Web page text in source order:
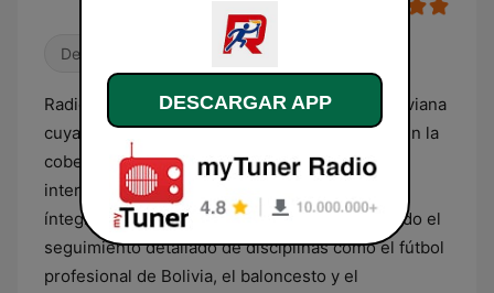
Deportes
Radio Deporte es una emisora radiofónica boliviana
cuya programación se centra exclusivamente en la
cobertura de la actividad deportiva nacional e
internacional. El formato de la estación es
íntegramente informativo y analítico, priorizando el
seguimiento detallado de disciplinas como el fútbol
profesional de Bolivia, el baloncesto y el
DESCARGAR APP